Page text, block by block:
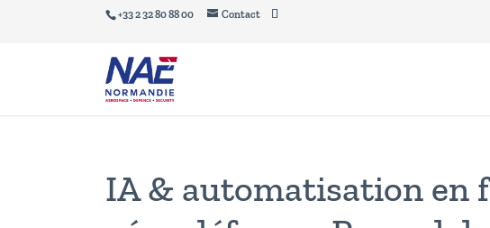
+33 2 32 80 88 00 Contact
IA & automatisation en